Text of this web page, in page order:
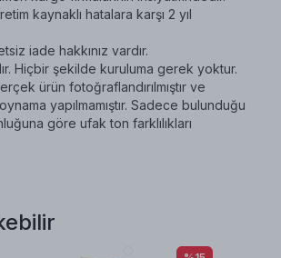
kaynaklı hatalara karşı 2 yıl
iade hakkınız vardır.
Hiçbir şekilde kuruluma gerek yoktur.
ürün fotoğraflandırılmıştır ve
yapılmamıştır. Sadece bulunduğu
göre ufak ton farklılıkları